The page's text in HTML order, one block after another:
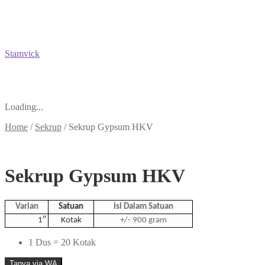
Stamvick
Loading...
Home / Sekrup / Sekrup Gypsum HKV
Sekrup Gypsum HKV
Varian Satuan
Isi Dalam Satuan
1″
Kotak +/- 900 gram
1 Dus = 20 Kotak